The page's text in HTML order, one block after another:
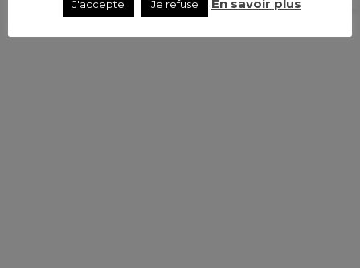
J'accepte Je refuse En savoir plus